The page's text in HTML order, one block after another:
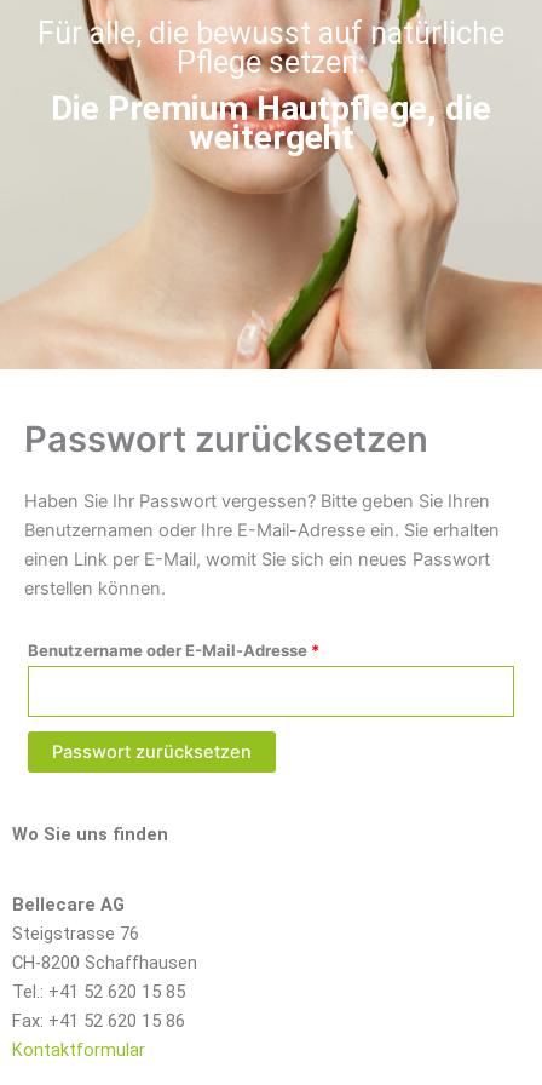
Für alle, die bewusst auf natürliche
Pflege setzen:
Die Premium Hautpflege, die
weitergeht
Passwort zurücksetzen
Haben Sie Ihr Passwort vergessen? Bitte geben Sie Ihren
Benutzernamen oder Ihre E-Mail-Adresse ein. Sie erhalten
einen Link per E-Mail, womit Sie sich ein neues Passwort
erstellen können.
Benutzername oder E-Mail-Adresse *
Passwort zurücksetzen
Wo Sie uns finden
Bellecare AG
Steigstrasse 76
CH-8200 Schaffhausen
Tel.: +41 52 620 15 85
Fax: +41 52 620 15 86
Kontaktformular